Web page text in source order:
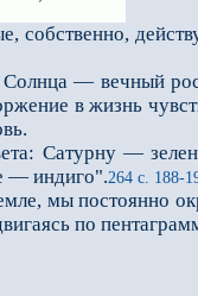
собственно,
— вечный
в жизнь
Сатурну —
— индиго".264 с. 188-
мы постоянно
по